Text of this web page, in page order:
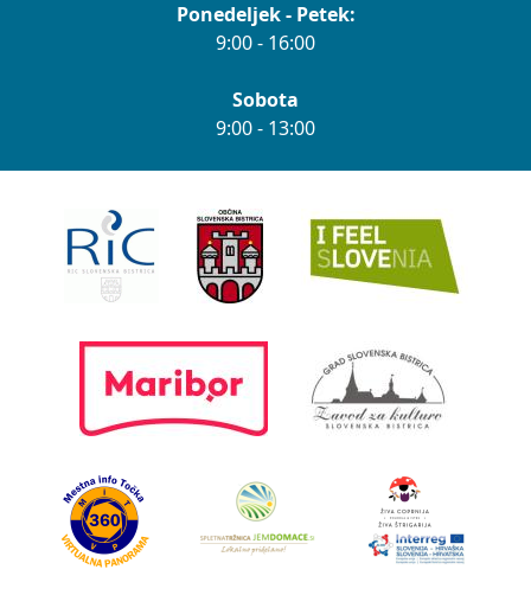
Ponedeljek - Petek:
9:00 - 16:00
Sobota
9:00 - 13:00